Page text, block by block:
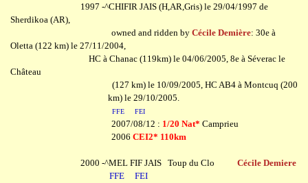
1997 -^CHIFIR JAIS (H,AR,Gris) le 29/04/1997 de
Sherdikoa (AR),
owned and ridden by Cécile Demière: 30e à
Oletta (122 km) le 27/11/2004,
HC à Chanac (119km) le 04/06/2005, 8e à Séverac le
Château
(127 km) le 10/09/2005, HC AB4 à Montcuq (200
km) le 29/10/2005.
FFE FEI
2007/08/12 : 1/20 Nat* Camprieu
2006 CEI2* 110km
2000 -^MEL FIF JAIS Toup du Clo Cécile Demiere
FFE
FEI